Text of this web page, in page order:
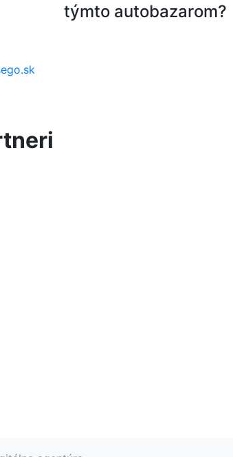
týmto autobazarom?